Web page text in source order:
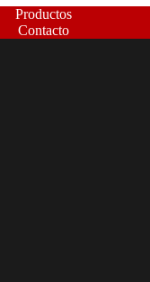
Productos
Contacto